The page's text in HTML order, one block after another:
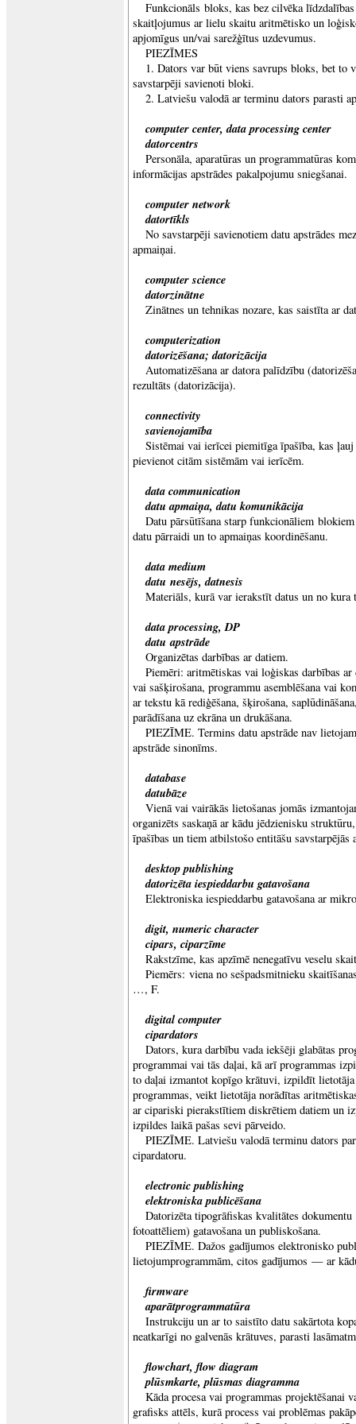
Funkcionāls bloks, kas bez cilvēka
skaitļojumus ar lielu skaitu aritmētisko un
apjomīgus un/vai sarežģītus uzdevumus.
PIEZĪMES
1. Dators var būt viens savrups bloks, bet to
savstarpēji savienoti bloki.
2. Latviešu valodā ar terminu dators parasti
computer center, data processing center
datorcentrs
Personāla, aparatūras un programmatūras
informācijas apstrādes pakalpojumu sniegšanai.
computer network
datortīkls
No savstarpēji savienotiem datu apstrādes
apmaiņai.
computer science
datorzinātne
Zinātnes un tehnikas nozare, kas saistīta ar
computerization
datorizēšana; datorizācija
Automatizēšana ar datora palīdzību
rezultāts (datorizācija).
connectivity
savienojamība
Sistēmai vai ierīcei piemitīga īpašība, kas ļauj
pievienot citām sistēmām vai ierīcēm.
data communication
datu apmaiņa, datu komunikācija
Datu pārsūtīšana starp funkcionāliem
datu pārraidi un to apmaiņas koordinēšanu.
data medium
datu nesējs, datnesis
Materiāls, kurā var ierakstīt datus un no kura
data processing, DP
datu apstrāde
Organizētas darbības ar datiem.
Piemēri: aritmētiskas vai loģiskas darbības ar
vai sašķirošana, programmu asemblēšana vai
ar tekstu kā rediģēšana, šķirošana,
parādīšana uz ekrāna un drukāšana.
PIEZĪME. Termins datu apstrāde nav
apstrāde sinonīms.
database
datubāze
Vienā vai vairākās lietošanas jomās
organizēts saskaņā ar kādu jēdzienisku
īpašības un tiem atbilstošo entitāšu savstarpējās
desktop publishing
datorizēta iespieddarbu gatavošana
Elektroniska iespieddarbu gatavošana ar
digit, numeric character
cipars, ciparzīme
Rakstzīme, kas apzīmē nenegatīvu veselu
Piemērs: viena no sešpadsmitnieku
…, F.
digital computer
cipardators
Dators, kura darbību vada iekšēji glabātas
programmai vai tās daļai, kā arī programmas
to daļai izmantot kopīgo krātuvi, izpildīt
programmas, veikt lietotāja norādītas
ar cipariski pierakstītiem diskrētiem datiem un
izpildes laikā pašas sevi pārveido.
PIEZĪME. Latviešu valodā terminu dators
cipardatoru.
electronic publishing
elektroniska publicēšana
Datorizēta tipogrāfiskas kvalitātes
fotoattēliem) gatavošana un publiskošana.
PIEZĪME. Dažos gadījumos elektronisko
lietojumprogrammām, citos gadījumos — ar
firmware
aparātprogrammatūra
Instrukciju un ar to saistīto datu sakārtota
neatkarīgi no galvenās krātuves, parasti
flowchart, flow diagram
plūsmkarte, plūsmas diagramma
Kāda procesa vai programmas projektēšanai
grafisks attēls, kurā process vai problēmas